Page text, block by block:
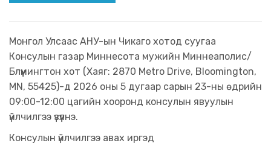
Монгол Улсаас АНУ-ын Чикаго хотод суугаа
Консулын газар Миннесота мужийн Миннеаполис/
Блүүмингтон хот (Хаяг: 2870 Metro Drive, Bloomington,
MN, 55425)-д 2026 оны 5 дугаар сарын 23-ны өдрийн
09:00-12:00 цагийн хооронд консулын явуулын
үйлчилгээ үзүүлнэ.
Консулын үйлчилгээ авах иргэд